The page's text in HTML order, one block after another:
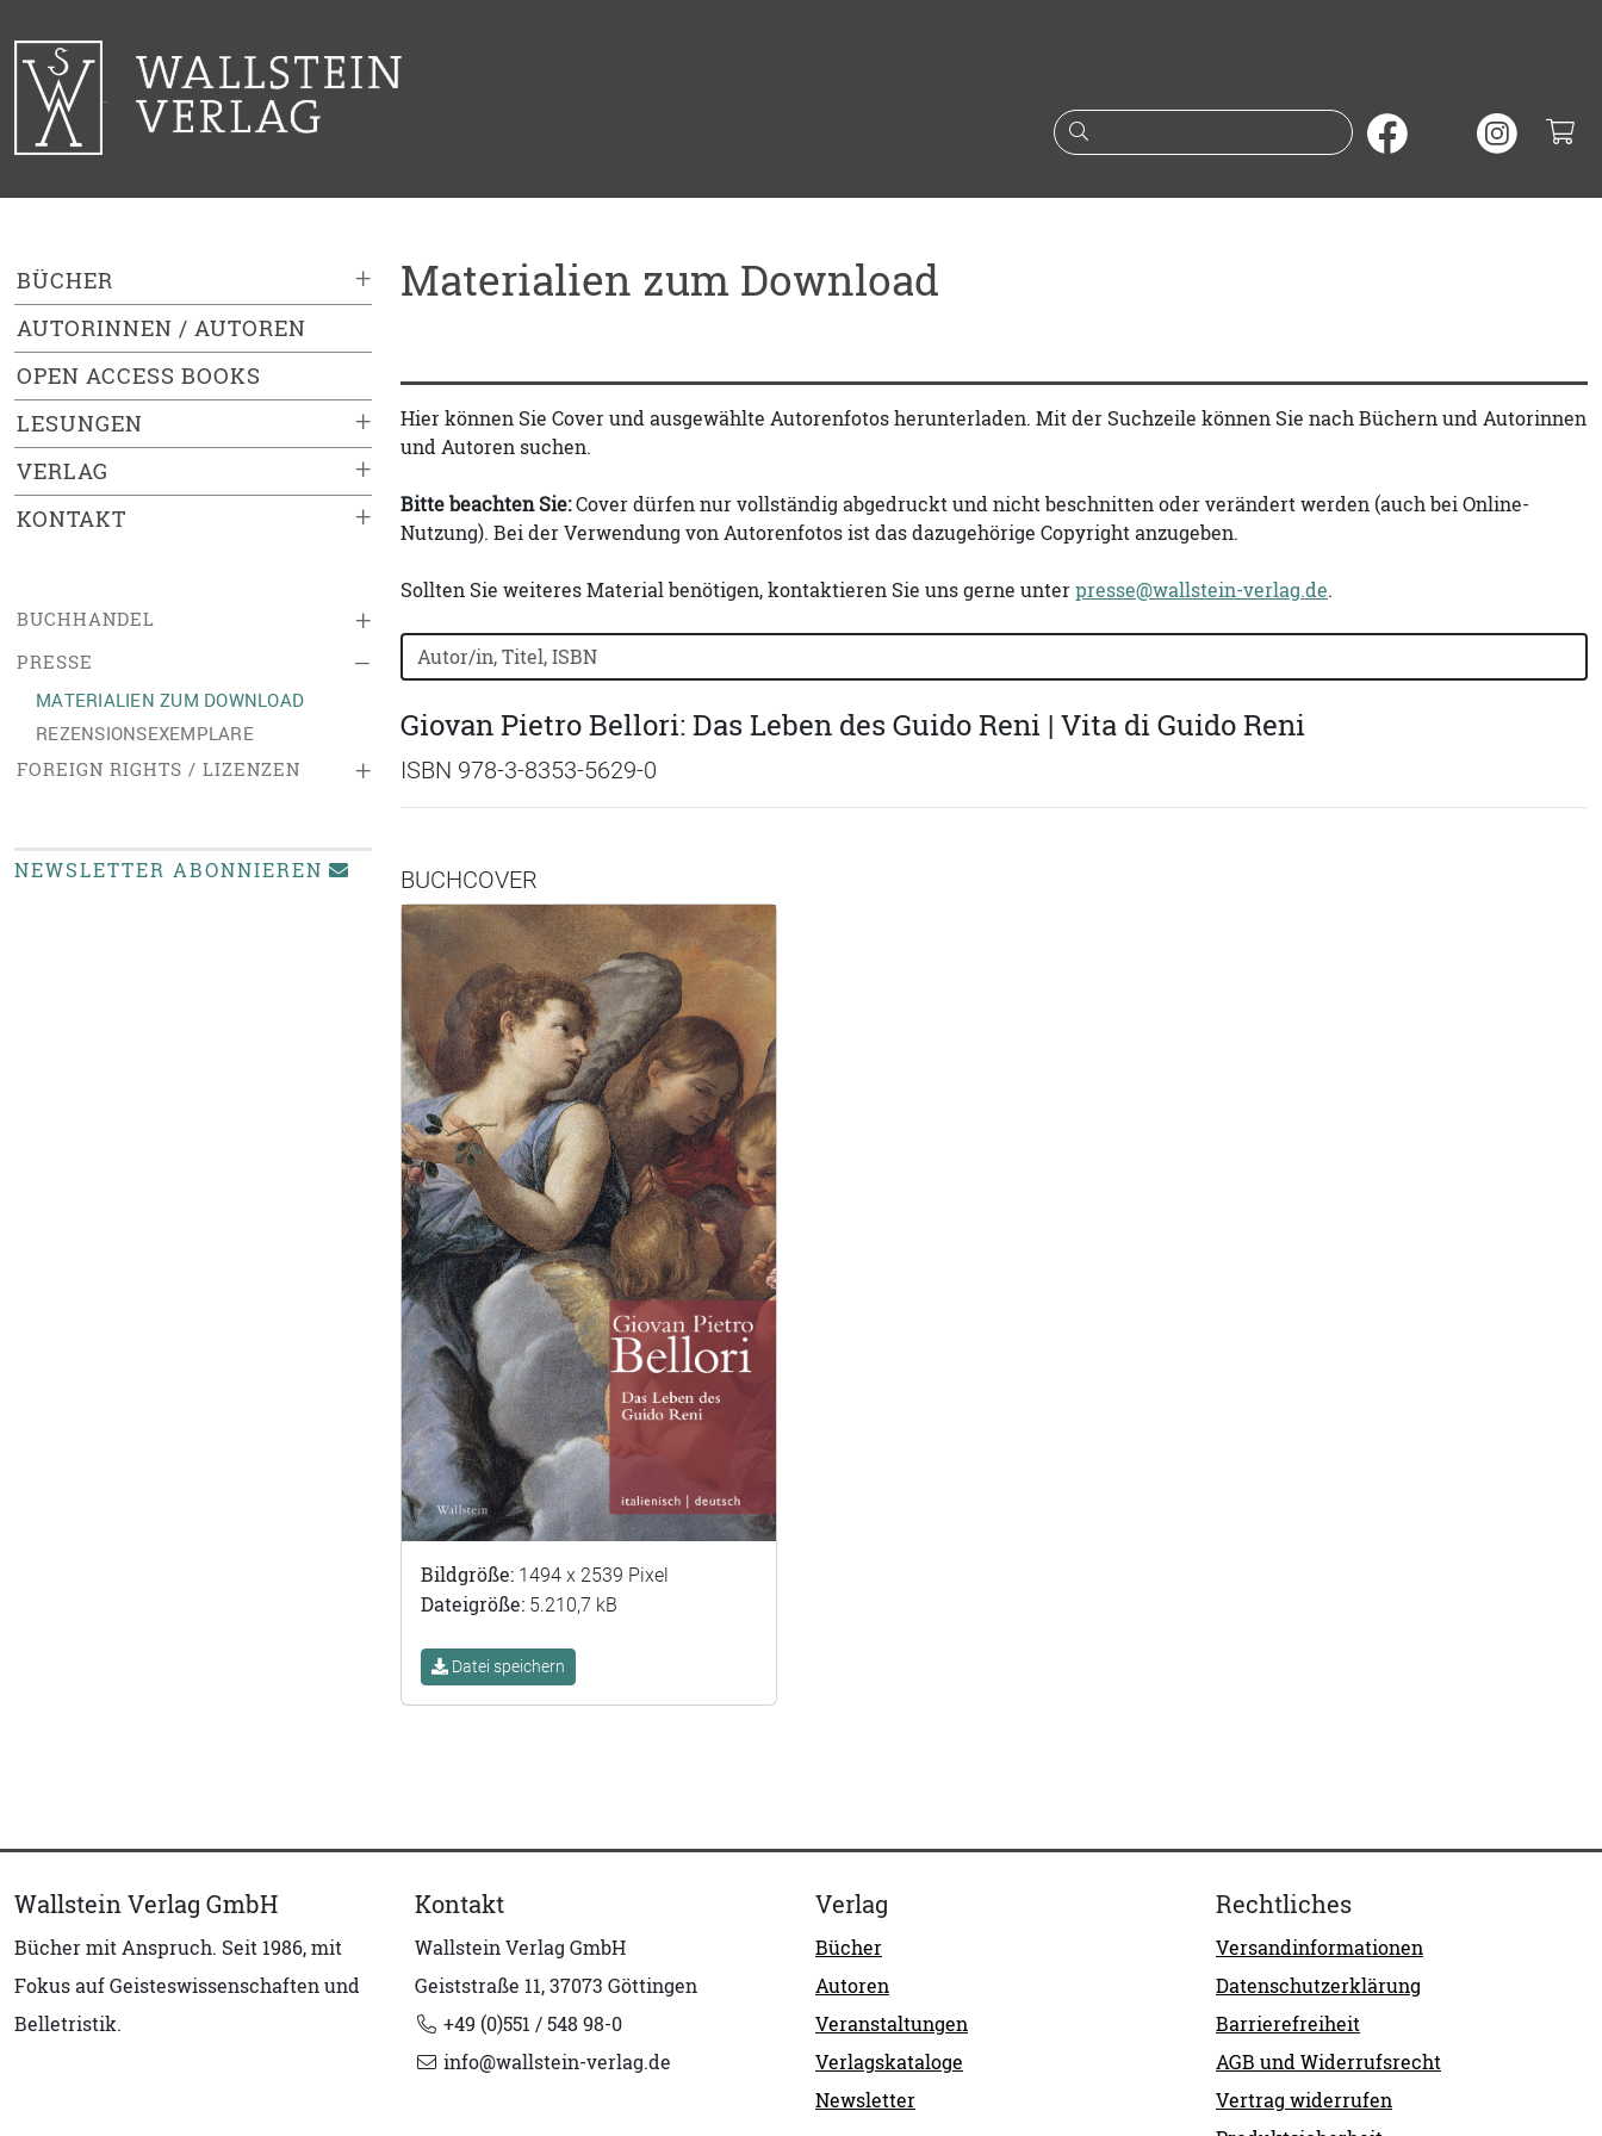
Suche nach Büchern oder
+
BÜCHER
AUTORINNEN / AUTOREN
OPEN ACCESS BOOKS
+
LESUNGEN
+
VERLAG
+
KONTAKT
+
BUCHHANDEL
–
PRESSE
MATERIALIEN ZUM DOWNLOAD
REZENSIONSEXEMPLARE
+
FOREIGN RIGHTS / LIZENZEN
NEWSLETTER ABONNIEREN
Materialien zum Download
Hier können Sie Cover und ausgewählte Autorenfotos herunterladen. Mit der Suchzeile können Sie nach Büchern und Autorinnen
und Autoren suchen.
Bitte beachten Sie:Cover dürfen nur vollständig abgedruckt und nicht beschnitten oder verändert werden (auch bei Online-
Nutzung). Bei der Verwendung von Autorenfotos ist das dazugehörige Copyright anzugeben.
Sollten Sie weiteres Material benötigen, kontaktieren Sie uns gerne unterpresse@wallstein-verlag.de.
Bücher nach Buchtitel, Autorennamen oder ISBN suchen:
Giovan Pietro Bellori: Das Leben des Guido Reni | Vita di Guido Reni
ISBN 978-3-8353-5629-0
BUCHCOVER
Bildgröße: 1494 x 2539 Pixel
Dateigröße: 5.210,7 kB
Datei speichern
Wallstein Verlag GmbH
Bücher mit Anspruch. Seit 1986, mit
Fokus auf Geisteswissenschaften und
Belletristik.
Kontakt
Wallstein Verlag GmbH
Geiststraße 11, 37073 Göttingen
+49 (0)551 / 548 98-0
info@wallstein-verlag.de
Verlag
Bücher
Autoren
Veranstaltungen
Verlagskataloge
Newsletter
Rechtliches
Versandinformationen
Datenschutzerklärung
Barrierefreiheit
AGB und Widerrufsrecht
Vertrag widerrufen